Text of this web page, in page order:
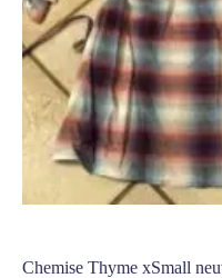
Chemise Thyme xSmall